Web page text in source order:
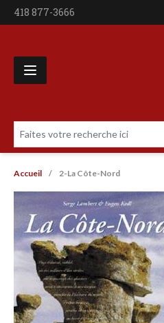
Aller au contenu principal
Téléphone
418 877-3666
Faites votre recherche ici
Livres par page
Fil d'Ariane
Accueil 2-La Côte-Nord